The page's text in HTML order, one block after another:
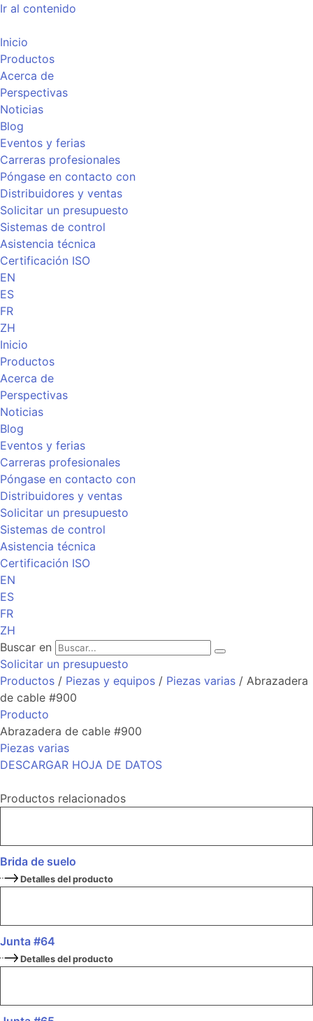
Ir al contenido
Inicio
Productos
Acerca de
Perspectivas
Noticias
Blog
Eventos y ferias
Carreras profesionales
Póngase en contacto con
Distribuidores y ventas
Solicitar un presupuesto
Sistemas de control
Asistencia técnica
Certificación ISO
EN
ES
FR
ZH
Inicio
Productos
Acerca de
Perspectivas
Noticias
Blog
Eventos y ferias
Carreras profesionales
Póngase en contacto con
Distribuidores y ventas
Solicitar un presupuesto
Sistemas de control
Asistencia técnica
Certificación ISO
EN
ES
FR
ZH
Buscar en
Solicitar un presupuesto
Productos / Piezas y equipos / Piezas varias / Abrazadera
de cable #900
Producto
Abrazadera de cable #900
Piezas varias
DESCARGAR HOJA DE DATOS
Productos relacionados
Brida de suelo
Detalles del producto
Junta #64
Detalles del producto